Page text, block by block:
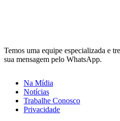
Temos uma equipe especializada e
sua mensagem pelo WhatsApp.
Na Mídia
Notícias
Trabalhe Conosco
Privacidade